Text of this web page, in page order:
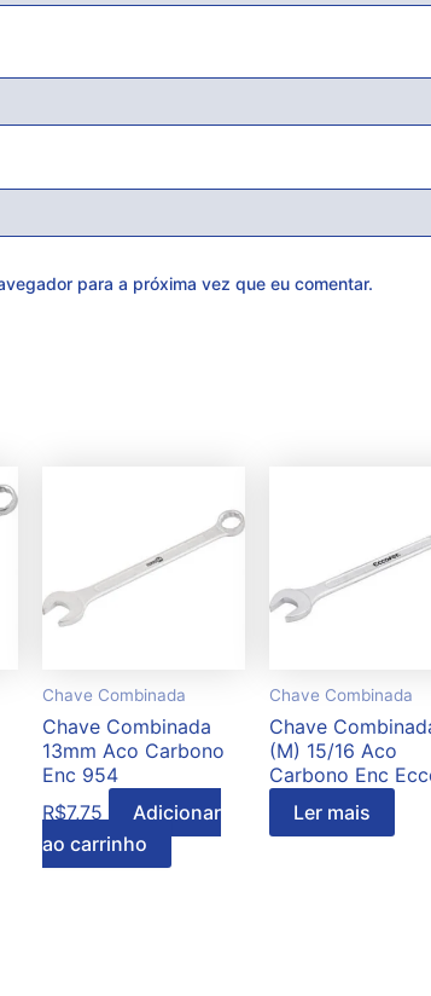
para a próxima vez que eu comentar.
Chave Combinada
Chave Combinada
13mm Aco Carbono
Enc 954
R$7,75
Adicionar
ao carrinho
Chave Combinada
Chave
(M) 15/16 Aco
Carbono Enc
Ler mais